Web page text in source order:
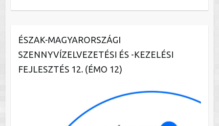
ÉSZAK-MAGYARORSZÁGI
SZENNYVÍZELVEZETÉSI ÉS -KEZELÉSI
FEJLESZTÉS 12. (ÉMO 12)